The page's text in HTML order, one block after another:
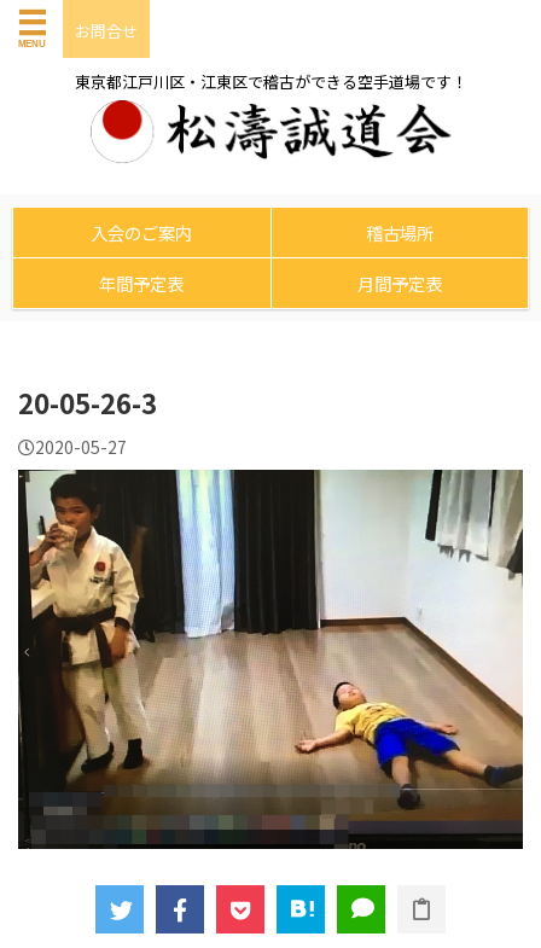
お問合せ
東京都江戸川区・江東区で稽古ができる空手道場です！
入会のご案内
稽古場所
年間予定表
月間予定表
20-05-26-3
2020-05-27